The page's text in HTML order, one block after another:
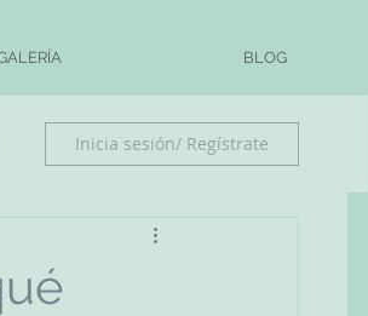
BLOG
Inicia sesión/ Regístrate